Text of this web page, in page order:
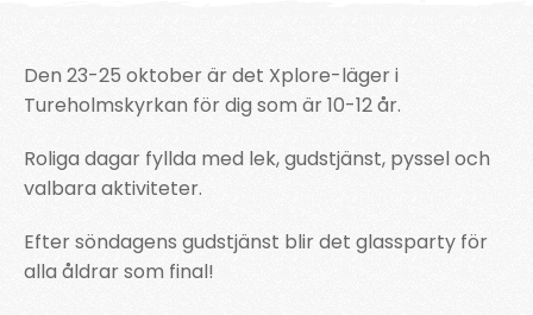
Den 23-25 oktober är det Xplore-läger i
Tureholmskyrkan för dig som är 10-12 år.
Roliga dagar fyllda med lek, gudstjänst, pyssel och
valbara aktiviteter.
Efter söndagens gudstjänst blir det glassparty för
alla åldrar som final!